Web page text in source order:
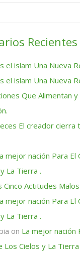
Recientes
el islam Una Nueva
el islam Una Nueva
Que Alimentan y
El creador cierra
mejor nación Para El
La Tierra .
Cinco Actitudes Malos
mejor nación Para El
La Tierra .
on La mejor nación
Los Cielos y La Tierra